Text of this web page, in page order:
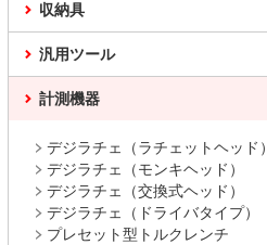
収納具
汎用ツール
計測機器
デジラチェ（ラチェットヘッド）
デジラチェ（モンキヘッド）
デジラチェ（交換式ヘッド）
デジラチェ（ドライバタイプ）
プレセット型トルクレンチ